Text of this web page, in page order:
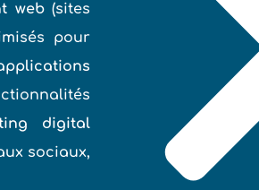
web(sites
pour
digital
sociaux,